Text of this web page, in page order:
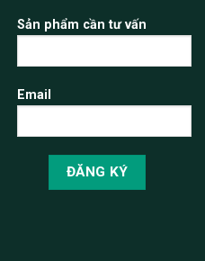
Sản phẩm cần tư vấn
Email